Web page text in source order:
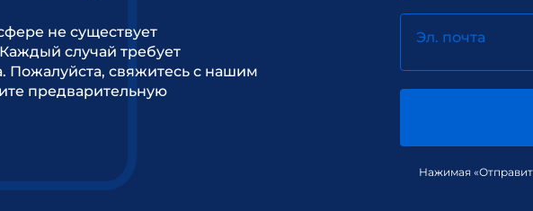
не существует
случай требует
Пожалуйста, свяжитесь с нашим
предварительную
Эл. почта
Нажимая